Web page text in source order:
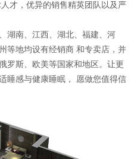
才，优异的销售精英团队以及严
湖南、江西、湖北、福建、河
等地均设有经销商 和专卖店，并
罗斯、欧美等国家和地区。让更
睡感与健康睡眠，
愿做您值得信